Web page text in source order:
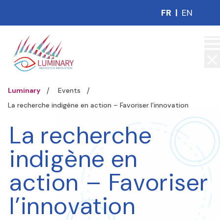
FR | EN
Luminary
Events
La recherche indigène en action – Favoriser l’innovation
La recherche
indigène en
action – Favoriser
l’innovation